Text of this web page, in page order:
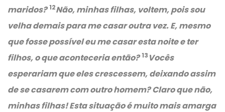
maridos? 12Não, minhas filhas, voltem, pois sou
velha demais para me casar outra vez. E, mesmo
que fosse possível eu me casar esta noite e ter
filhos, o que aconteceria então? 13 Vocês
esperariam que eles crescessem, deixando assim
de se casarem com outro homem? Claro que não,
minhas filhas! Esta situação é muito mais amarga